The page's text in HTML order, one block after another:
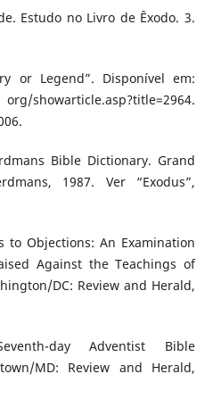
Estudo no Livro de Êxodo. 3.
or Legend”. Disponível em:
showarticle.asp?title=2964.
Bible Dictionary. Grand
1987. Ver “Exodus”,
to Objections: An Examination
Against the Teachings of
DC: Review and Herald,
day Adventist Bible
MD: Review and Herald,